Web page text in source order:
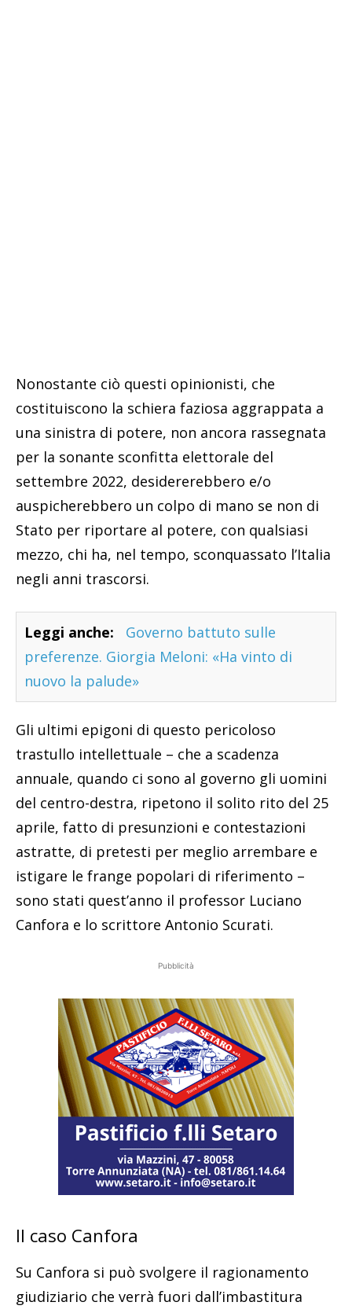
Nonostante ciò questi opinionisti, che
costituiscono la schiera faziosa aggrappata a
una sinistra di potere, non ancora rassegnata
per la sonante sconfitta elettorale del
settembre 2022, desidererebbero e/o
auspicherebbero un colpo di mano se non di
Stato per riportare al potere, con qualsiasi
mezzo, chi ha, nel tempo, sconquassato l’Italia
negli anni trascorsi.
Leggi anche:
Governo battuto sulle
preferenze. Giorgia Meloni: «Ha vinto di
nuovo la palude»
Gli ultimi epigoni di questo pericoloso
trastullo intellettuale – che a scadenza
annuale, quando ci sono al governo gli uomini
del centro-destra, ripetono il solito rito del 25
aprile, fatto di presunzioni e contestazioni
astratte, di pretesti per meglio arrembare e
istigare le frange popolari di riferimento –
sono stati quest’anno il professor Luciano
Canfora e lo scrittore Antonio Scurati.
Pubblicità
Il caso Canfora
Su Canfora si può svolgere il ragionamento
giudiziario che verrà fuori dall’imbastitura